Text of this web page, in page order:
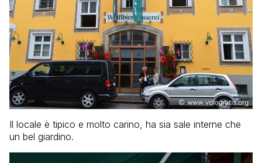
Il locale è tipico e molto carino, ha sia sale interne che
un bel giardino.